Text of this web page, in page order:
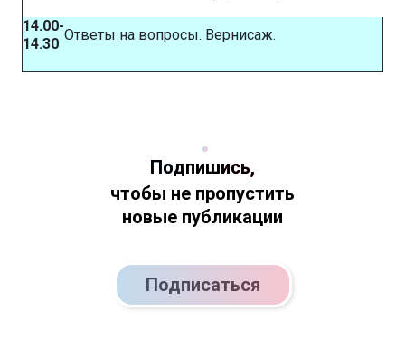
14.00-
14.30
Ответы на вопросы. Вернисаж.
Подпишись,
чтобы не пропустить
новые публикации
Подписаться